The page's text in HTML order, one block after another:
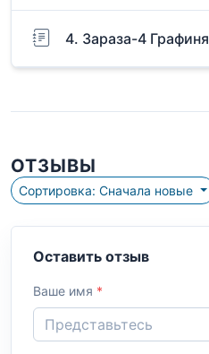
4. Зараза-4 Графиня
ОТЗЫВЫ
Сортировка: Сначала новые
Оставить отзыв
Ваше имя *